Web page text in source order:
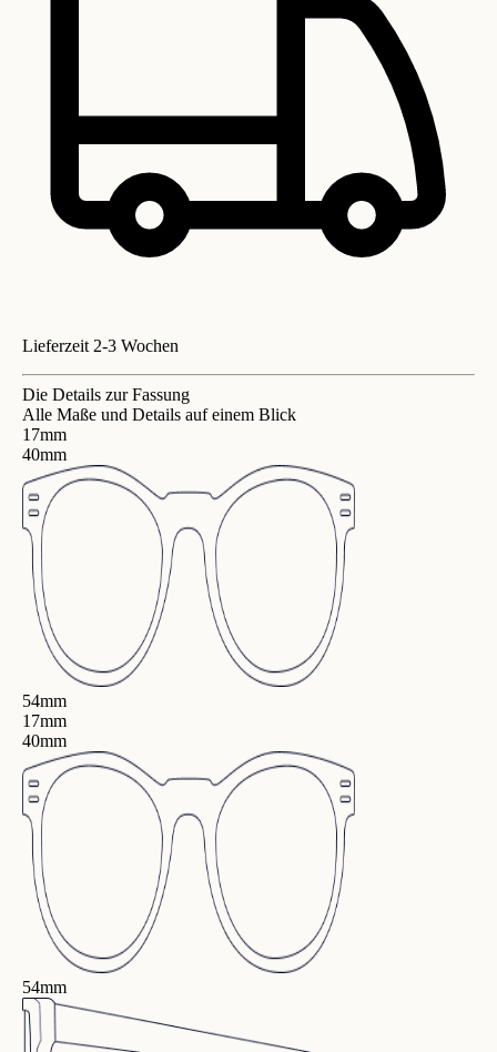
Lieferzeit 2-3 Wochen
Die Details zur Fassung
Alle Maße und Details auf einem Blick
17mm
40mm
54mm
17mm
40mm
54mm